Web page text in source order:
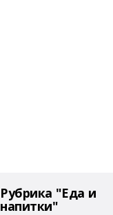
Рубрика "Еда и
напитки"